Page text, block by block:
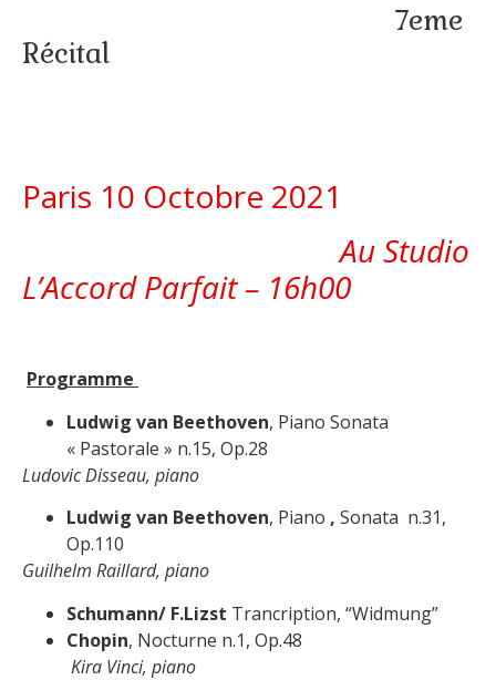
7eme
Récital
Paris 10 Octobre 2021
Au Studio
L’Accord Parfait – 16h00
Programme
Ludwig van Beethoven, Piano Sonata
« Pastorale » n.15, Op.28
Ludovic Disseau, piano
Ludwig van Beethoven, Piano , Sonata n.31,
Op.110
Guilhelm Raillard, piano
Schumann/ F.Lizst Trancription, “Widmung”
Chopin, Nocturne n.1, Op.48
Kira Vinci, piano